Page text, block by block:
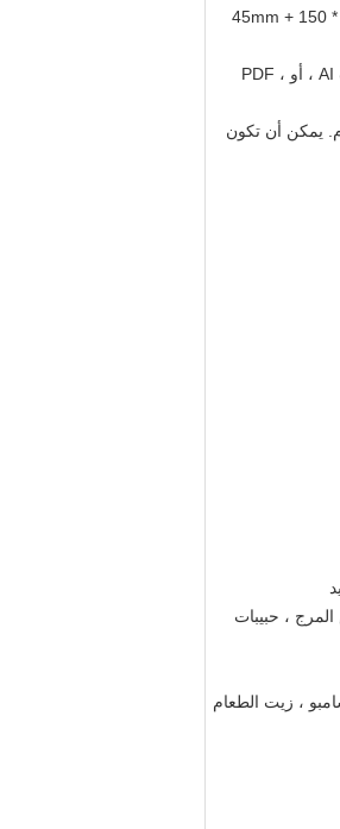
2) أحجام متنوعة: 150 * 90 + 39mm (200 مل) ، 205 * 110 + 30mm (300 مل) ، 205 * 120 + 40mm (400 مل) ، 210 * 130 + 40mm (500 مل) ، 210 * 150 + 45mm
3) جميع الألوان متوفرة: ما يصل إلى 12 لونًا ويمكن أن تكون مصنوعة حسب الطلب ، تعتمد تكلفة اللوحة على أحجامها وأعمالها الفنية (تكون تنسيقات ملفات AI ، أو PDF ،
يمكن أن تكون
، حبيبات
، زيت الطعام